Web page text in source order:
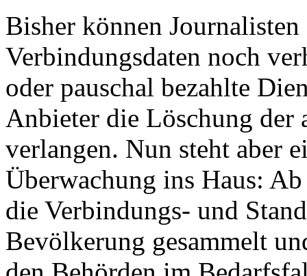
Bisher können
Verbindungsdaten noch
oder pauschal bezahlte
Anbieter die Löschung der
verlangen. Nun steht aber
Überwachung ins Haus:
die Verbindungs- und
Bevölkerung gesammelt